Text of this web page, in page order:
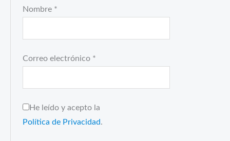
Nombre *
Correo electrónico *
He leído y acepto la
Política de Privacidad .